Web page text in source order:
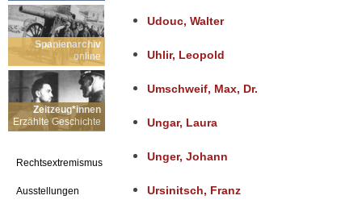
Spanienarchiv
online
Zeitzeug*innen
Erzählte Geschichte
Rechtsextremismus
Ausstellungen
Udouc, Walter
Uhlir, Leopold
Umschweif, Max, Dr.
Ungar, Laura
Unger, Johann
Ursinitsch, Franz